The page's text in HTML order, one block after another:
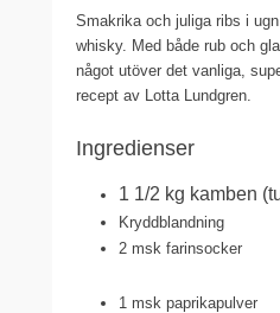
Smakrika och juliga ribs i
whisky. Med både rub och
något utöver det vanliga,
recept av Lotta Lundgren.
Ingredienser
1 1/2 kg kamben
Kryddblandning
2 msk farinsocker
1 msk paprikapulver